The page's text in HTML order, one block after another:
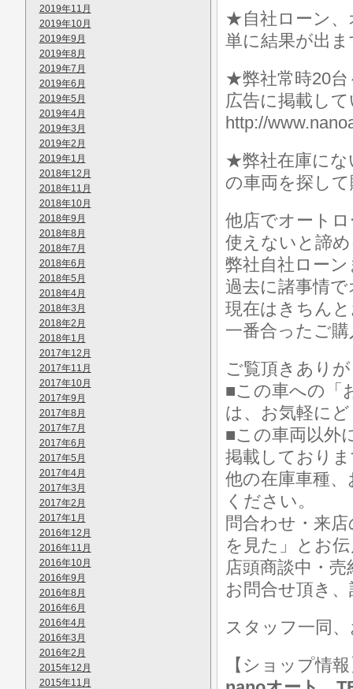
2019年11月
2019年10月
2019年9月
2019年8月
2019年7月
2019年6月
2019年5月
2019年4月
2019年3月
2019年2月
2019年1月
2018年12月
2018年11月
2018年10月
2018年9月
2018年8月
2018年7月
2018年6月
2018年5月
2018年4月
2018年3月
2018年2月
2018年1月
2017年12月
2017年11月
2017年10月
2017年9月
2017年8月
2017年7月
2017年6月
2017年5月
2017年4月
2017年3月
2017年2月
2017年1月
2016年12月
2016年11月
2016年10月
2016年9月
2016年8月
2016年6月
2016年4月
2016年3月
2016年2月
2015年12月
2015年11月
★自社ローン、
単に結果が出
★弊社常時20台
広告に掲載し
http://
★弊社在庫にな
の車両を探し
他店でオート
使えないと諦
弊社自社ロー
過去に諸事情
現在はきちん
一番合ったご
ご覧頂きあり
■この車への「
は、お気軽に
■この車両以外
掲載しており
他の在庫車種
ください。
問合わせ・来
を見た」とお
店頭商談中・
お問合せ頂き
スタッフ一同
【ショップ情